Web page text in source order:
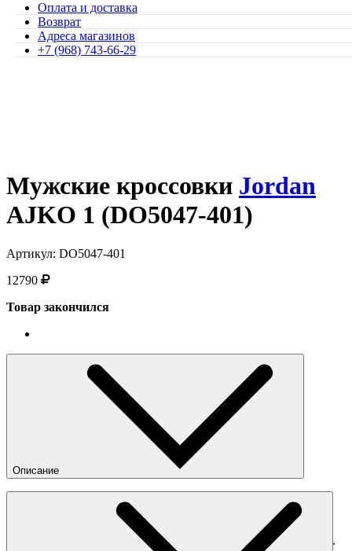
Оплата и доставка
Возврат
Адреса магазинов
+7 (968) 743-66-29
Мужские кроссовки Jordan
AJKO 1 (DO5047-401)
Артикул: DO5047-401
12790
Товар закончился
Описание
Кроссовки AJKO 1 "Storm Blue". Переиздание легендарной
расцветки. Верх модели выполнен из плотного текстиля
белого и насыщенного синего цветов, в зоне щиколотки
дополнен укрепляющими вставками из синтетической кожи.